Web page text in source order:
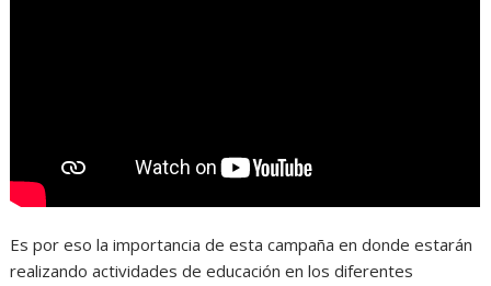
Es por eso la importancia de esta campaña en donde estarán
realizando actividades de educación en los diferentes